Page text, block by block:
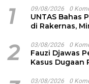
1 09/08/2026 0
UNTAS Bahas
di Rakernas,
2 03/08/2026 0
Fauzi Djawas
Kasus Dugaan
03/08/2026 0